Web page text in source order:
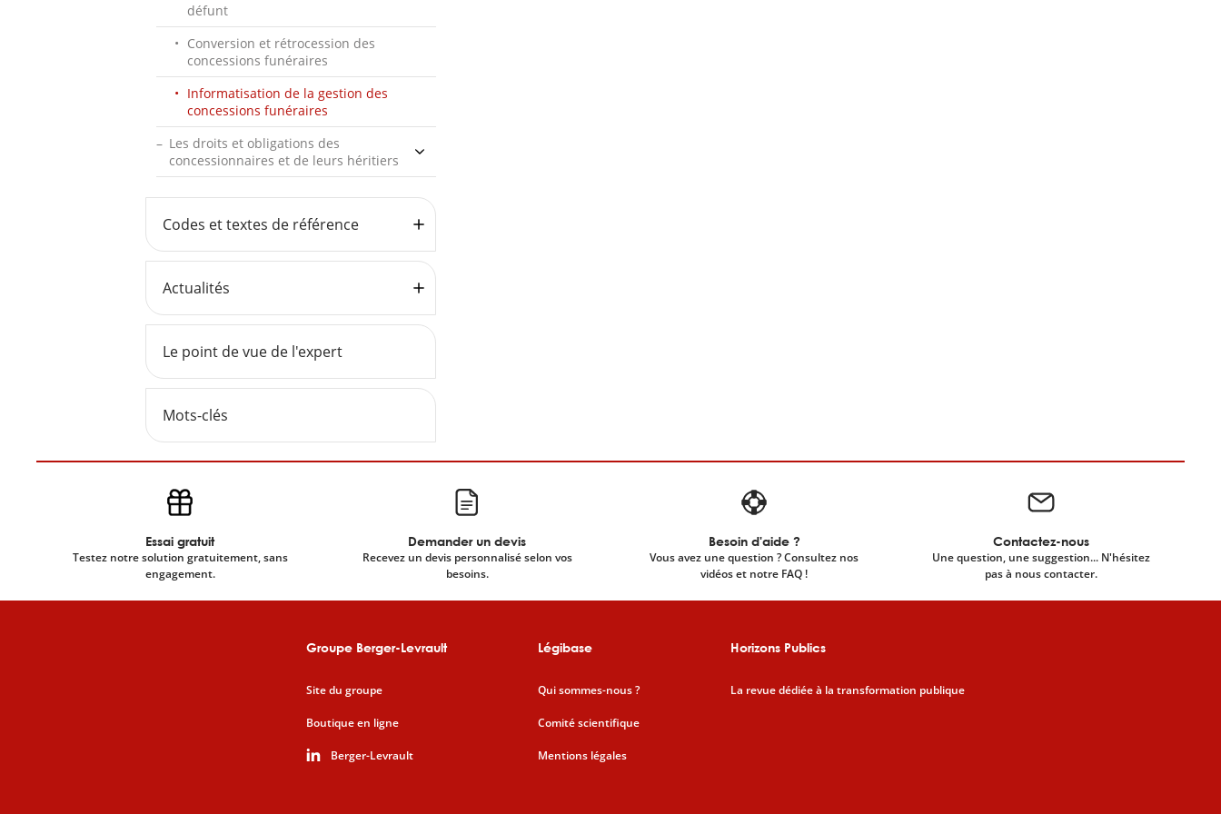
défunt
Conversion et rétrocession des
concessions funéraires
Informatisation de la gestion des
concessions funéraires
Les droits et obligations des
concessionnaires et de leurs héritiers
Codes et textes de référence
Actualités
Le point de vue de l'expert
Mots-clés
Essai gratuit
Testez notre solution gratuitement, sans
engagement.
Demander un devis
Recevez un devis personnalisé selon vos
besoins.
Besoin d'aide ?
Vous avez une question ? Consultez nos
vidéos et notre FAQ !
Contactez-nous
Une question, une suggestion... N'hésitez
pas à nous contacter.
Groupe Berger-Levrault
Site du groupe
Boutique en ligne
Berger-Levrault
Légibase
Qui sommes-nous ?
Comité scientifique
Mentions légales
Horizons Publics
La revue dédiée à la transformation publique